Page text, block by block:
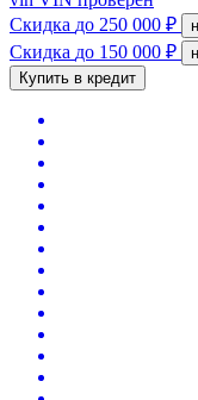
Скидка до 250 000 ₽
Скидка до 150 000 ₽
Купить в кредит